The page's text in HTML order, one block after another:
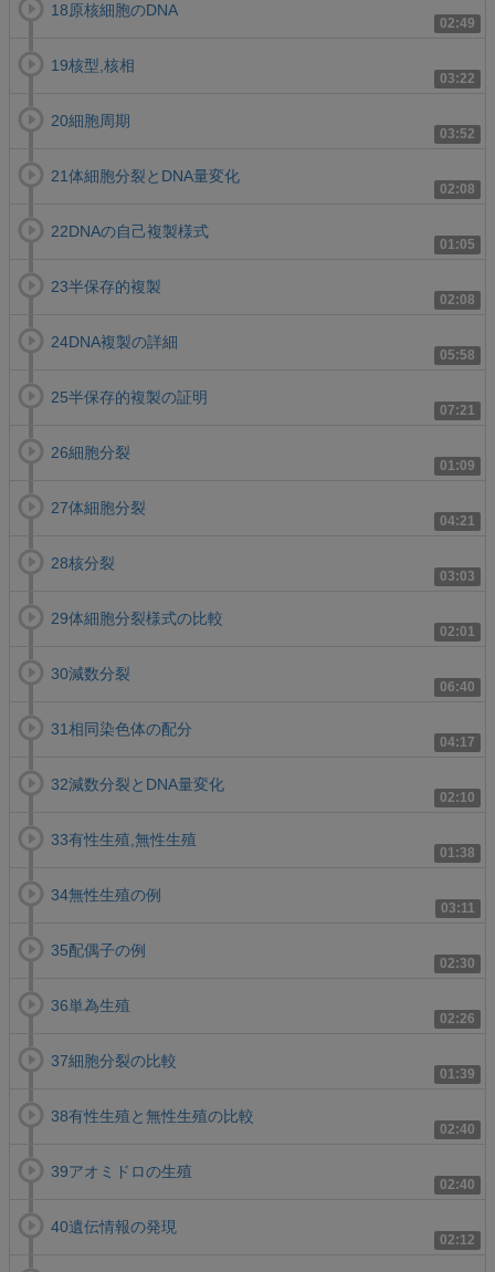
02:49
18原核細胞のDNA
03:22
19核型,核相
03:52
20細胞周期
02:08
21体細胞分裂とDNA量変化
01:05
22DNAの自己複製様式
02:08
23半保存的複製
05:58
24DNA複製の詳細
07:21
25半保存的複製の証明
01:09
26細胞分裂
04:21
27体細胞分裂
03:03
28核分裂
02:01
29体細胞分裂様式の比較
06:40
30減数分裂
04:17
31相同染色体の配分
02:10
32減数分裂とDNA量変化
01:38
33有性生殖,無性生殖
03:11
34無性生殖の例
02:30
35配偶子の例
02:26
36単為生殖
01:39
37細胞分裂の比較
02:40
38有性生殖と無性生殖の比較
02:40
39アオミドロの生殖
02:12
40遺伝情報の発現